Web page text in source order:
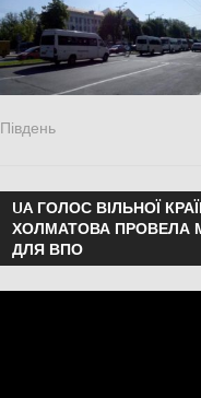
Південь
UA ГОЛОС ВІЛЬНОЇ
ХОЛМАТОВА ПРОВЕЛА
ДЛЯ ВПО